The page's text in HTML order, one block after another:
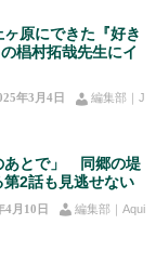
原にできた『好き
椙村拓哉先生にイ
年3月4日 編集部｜J
あとで」 同郷の堤
2話も見逃せない
4月10日 編集部｜Aqui